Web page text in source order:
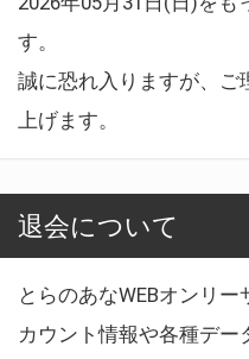
す。
誠に恐れ入りますが、ご
上げます。
退会について
とらのあなWEBオンリ
カウント情報や各種デー